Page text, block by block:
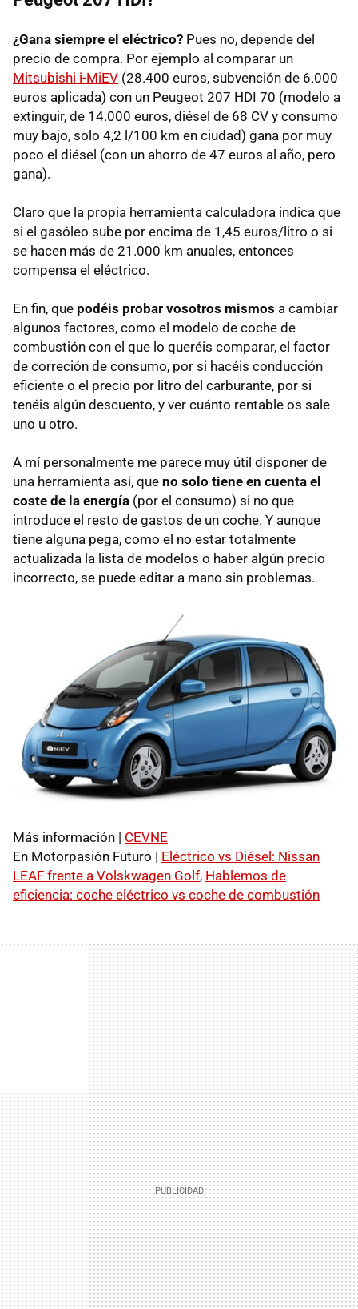
¿Gana siempre el eléctrico? Pues no, depende del
precio de compra. Por ejemplo al comparar un
Mitsubishi i-MiEV (28.400 euros, subvención de 6.000
euros aplicada) con un Peugeot 207 HDI 70 (modelo a
extinguir, de 14.000 euros, diésel de 68 CV y consumo
muy bajo, solo 4,2 l/100 km en ciudad) gana por muy
poco el diésel (con un ahorro de 47 euros al año, pero
gana).
Claro que la propia herramienta calculadora indica que
si el gasóleo sube por encima de 1,45 euros/litro o si
se hacen más de 21.000 km anuales, entonces
compensa el eléctrico.
En fin, que podéis probar vosotros mismos a cambiar
algunos factores, como el modelo de coche de
combustión con el que lo queréis comparar, el factor
de correción de consumo, por si hacéis conducción
eficiente o el precio por litro del carburante, por si
tenéis algún descuento, y ver cuánto rentable os sale
uno u otro.
A mí personalmente me parece muy útil disponer de
una herramienta así, que no solo tiene en cuenta el
coste de la energía (por el consumo) si no que
introduce el resto de gastos de un coche. Y aunque
tiene alguna pega, como el no estar totalmente
actualizada la lista de modelos o haber algún precio
incorrecto, se puede editar a mano sin problemas.
Más información | CEVNE
En Motorpasión Futuro | Eléctrico vs Diésel: Nissan
LEAF frente a Volskwagen Golf, Hablemos de
eficiencia: coche eléctrico vs coche de combustión